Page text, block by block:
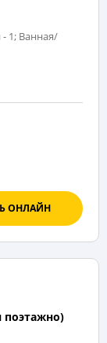
- 1; Ванная/
ОНЛАЙН
поэтажно)